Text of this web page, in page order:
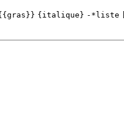
{italique} -*liste